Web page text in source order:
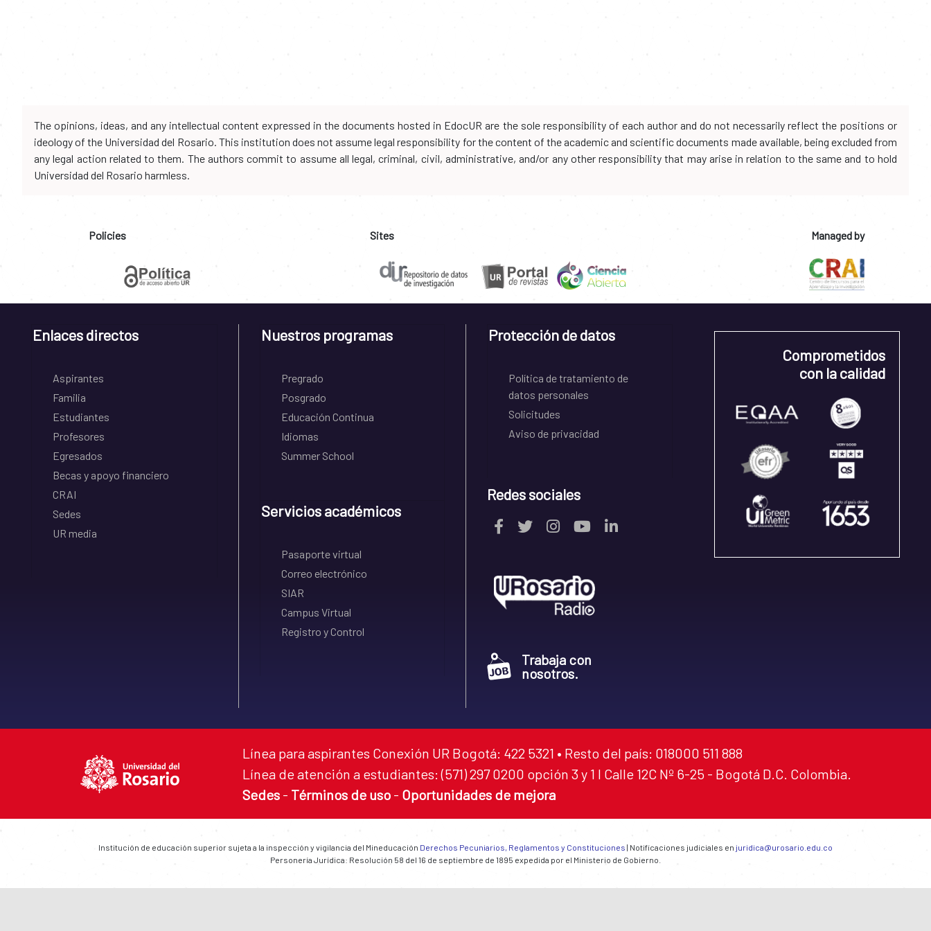
The opinions, ideas, and any intellectual content expressed in the documents hosted in EdocUR are the sole responsibility of each author and do not necessarily reflect the positions or
ideology of the Universidad del Rosario. This institution does not assume legal responsibility for the content of the academic and scientific documents made available, being excluded from
any legal action related to them. The authors commit to assume all legal, criminal, civil, administrative, and/or any other responsibility that may arise in relation to the same and to hold
Universidad del Rosario harmless.
Policies Sites Managed by
Enlaces directos
Aspirantes
Familia
Estudiantes
Profesores
Egresados
Becas y apoyo financiero
CRAI
Sedes
UR media
Nuestros programas
Pregrado
Posgrado
Educación Continua
Idiomas
Summer School
Servicios académicos
Pasaporte virtual
Correo electrónico
SIAR
Campus Virtual
Registro y Control
Protección de datos
Política de tratamiento de
datos personales
Solicitudes
Aviso de privacidad
Redes sociales
Trabaja con
nosotros.
Comprometidos
con la calidad
Línea para aspirantes Conexión UR Bogotá: 422 5321 • Resto del país: 018000 511 888
Línea de atención a estudiantes: (571) 297 0200 opción 3 y 1 I Calle 12C Nº 6-25 - Bogotá D.C. Colombia.
Sedes - Términos de uso - Oportunidades de mejora
Institución de educación superior sujeta a la inspección y vigilancia del Mineducación Derechos Pecuniarios, Reglamentos y Constituciones | Notificaciones judiciales en juridica@urosario.edu.co
Personería Jurídica: Resolución 58 del 16 de septiembre de 1895 expedida por el Ministerio de Gobierno.